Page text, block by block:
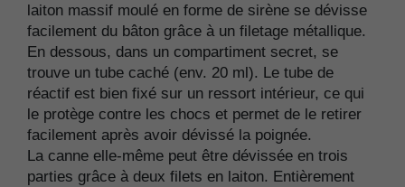
laiton massif moulé en forme de sirène se dévisse
facilement du bâton grâce à un filetage métallique.
En dessous, dans un compartiment secret, se
trouve un tube caché (env. 20 ml). Le tube de
réactif est bien fixé sur un ressort intérieur, ce qui
le protège contre les chocs et permet de le retirer
facilement après avoir dévissé la poignée.
La canne elle-même peut être dévissée en trois
parties grâce à deux filets en laiton. Entièrement